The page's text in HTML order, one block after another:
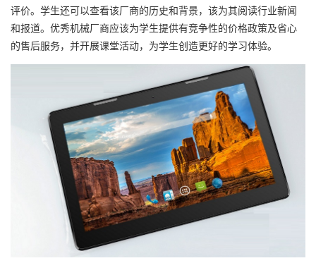
评价。学生还可以查看该厂商的历史和背景，该为其阅读行业新闻
和报道。优秀机械厂商应该为学生提供有竞争性的价格政策及省心
的售后服务，并开展课堂活动，为学生创造更好的学习体验。